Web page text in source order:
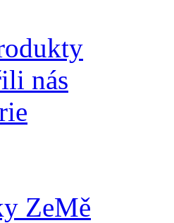
nás
ZeMě